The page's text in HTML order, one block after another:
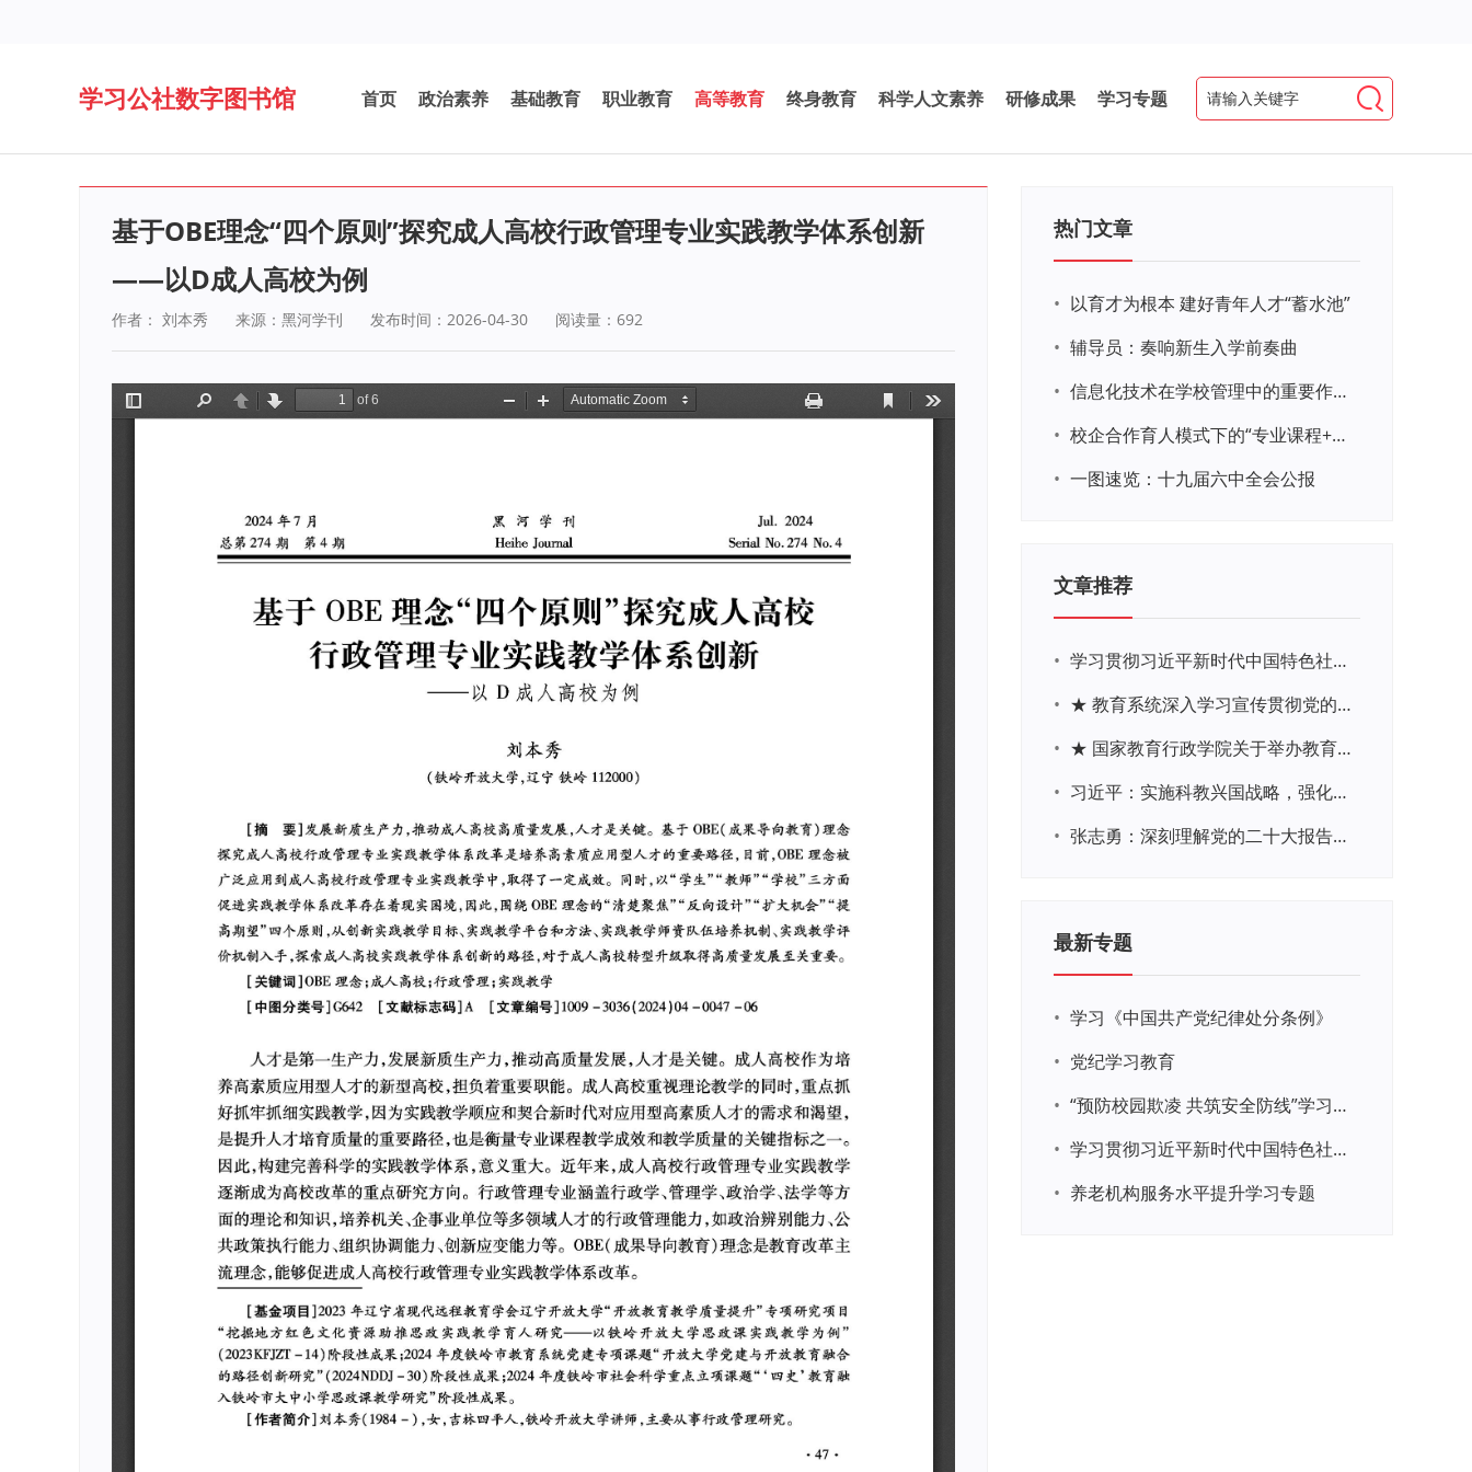
学习公社数字图书馆 首页 政治素养 基础教育 职业教育 高等教育 终身教育 科学人文素养 研修成果 学习专题
基于OBE理念“四个原则”探究成人高校行政管理专业实践教学体系创新
——以D成人高校为例
作者： 刘本秀 来源：黑河学刊 发布时间：2026-04-30 阅读量： 692
热门文章
• 以育才为根本 建好青年人才“蓄水池”
• 辅导员：奏响新生入学前奏曲
•
信息化技术在学校管理中的重要作用 ——以贵州省威宁民族中学和校园使用等为例
•
校企合作育人模式下的“专业课程+思政教育+党建活动”交叉融合的课程思政教学探索与实践
• 一图速览：十九届六中全会公报
文章推荐
•
学习贯彻习近平新时代中国特色社会主义思想主题教育网络培训
•
★ 教育系统深入学习宣传贯彻党的二十大精神学习专题
•
★ 国家教育行政学院关于举办教育系统深入学习宣传贯彻党的二十大精神专题网络培训的通知
•
习近平：实施科教兴国战略，强化现代化建设人才支撑
•
张志勇：深刻理解党的二十大报告关于教育的新思想、新战略、新要求
最新专题
• 学习《中国共产党纪律处分条例》
• 党纪学习教育
•
“预防校园欺凌 共筑安全防线”学习专题
•
学习贯彻习近平新时代中国特色社会主义思想主题教育
• 养老机构服务水平提升学习专题